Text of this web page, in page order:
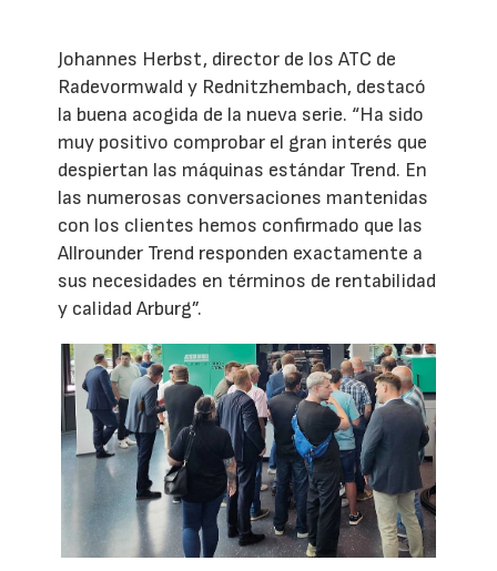
Johannes Herbst, director de los ATC de
Radevormwald y Rednitzhembach, destacó
la buena acogida de la nueva serie. “Ha sido
muy positivo comprobar el gran interés que
despiertan las máquinas estándar Trend. En
las numerosas conversaciones mantenidas
con los clientes hemos confirmado que las
Allrounder Trend responden exactamente a
sus necesidades en términos de rentabilidad
y calidad Arburg”.